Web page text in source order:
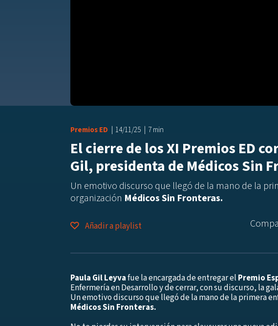
Premios ED 14/11/25 7 min
El cierre de los XI Premios ED
Gil, presidenta de Médicos Sin
Un emotivo discurso que llegó de la mano de la
organización Médicos Sin Fronteras.
Añadir a playlist
Paula Gil Leyvafue la encargada de entregar el Premio
Enfermería en Desarrollo y de cerrar, con su discurso, la
Un emotivo discurso que llegó de la mano de la primera
Médicos Sin Fronteras.